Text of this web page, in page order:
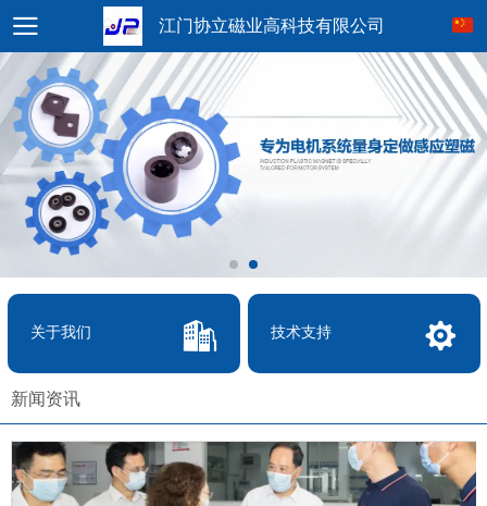
江门协立磁业高科技有限公司
关于我们 技术支持
新闻资讯